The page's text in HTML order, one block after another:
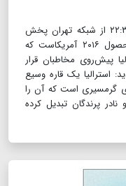
مستند «پرندگان استرالیا» امشب ساعت ۲۲:۳۰ از شبکه تهران پخش
می‌شود.این مستند در ژانر حیات‌وحش محصول ۲۰۱۶ آمریکاست که
پیش‌روی مخاطبان قرار
استرالیا یک قاره وسیع
گرمسیری است که آن را
پرندگان تبدیل کرده